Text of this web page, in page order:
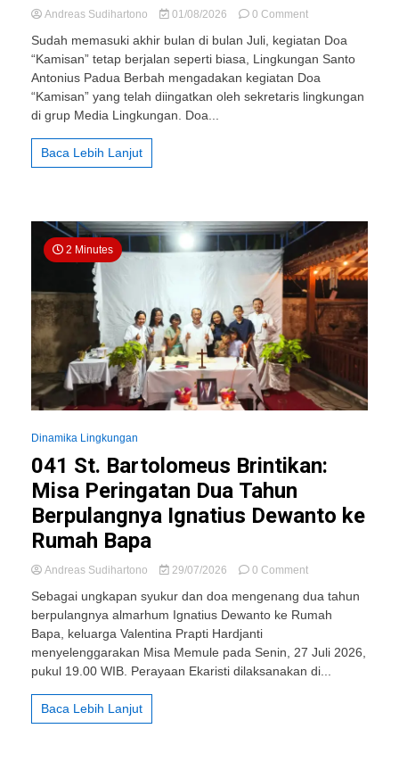
Andreas Sudihartono 01/08/2026 0 Commenton
St.
Antonius
Padua
Berbah:
Sudah memasuki akhir bulan di bulan Juli, kegiatan Doa
“Kamisan” tetap berjalan seperti biasa, Lingkungan Santo
Antonius Padua Berbah mengadakan kegiatan Doa
“Kamisan” yang telah diingatkan oleh sekretaris lingkungan
di grup Media Lingkungan. Doa...
Baca Lebih Lanjut
2 Minutes
Dinamika Lingkungan
041 St. Bartolomeus Brintikan:
Misa Peringatan Dua Tahun
Berpulangnya Ignatius Dewanto ke
Rumah Bapa
Andreas Sudihartono 29/07/2026 0 Commenton
St.
Bartolomeus
Misa
Peringatan
Sebagai ungkapan syukur dan doa mengenang dua tahun
berpulangnya almarhum Ignatius Dewanto ke Rumah
Bapa, keluarga Valentina Prapti Hardjanti
menyelenggarakan Misa Memule pada Senin, 27 Juli 2026,
pukul 19.00 WIB. Perayaan Ekaristi dilaksanakan di...
Baca Lebih Lanjut